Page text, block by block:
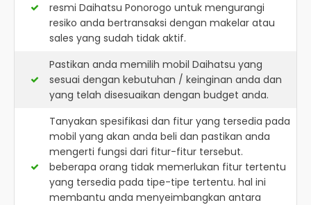
resmi Daihatsu Ponorogo untuk mengurangi
resiko anda bertransaksi dengan makelar atau
sales yang sudah tidak aktif.
Pastikan anda memilih mobil Daihatsu yang
sesuai dengan kebutuhan / keinginan anda dan
yang telah disesuaikan dengan budget anda.
Tanyakan spesifikasi dan fitur yang tersedia pada
mobil yang akan anda beli dan pastikan anda
mengerti fungsi dari fitur-fitur tersebut.
beberapa orang tidak memerlukan fitur tertentu
yang tersedia pada tipe-tipe tertentu. hal ini
membantu anda menyeimbangkan antara